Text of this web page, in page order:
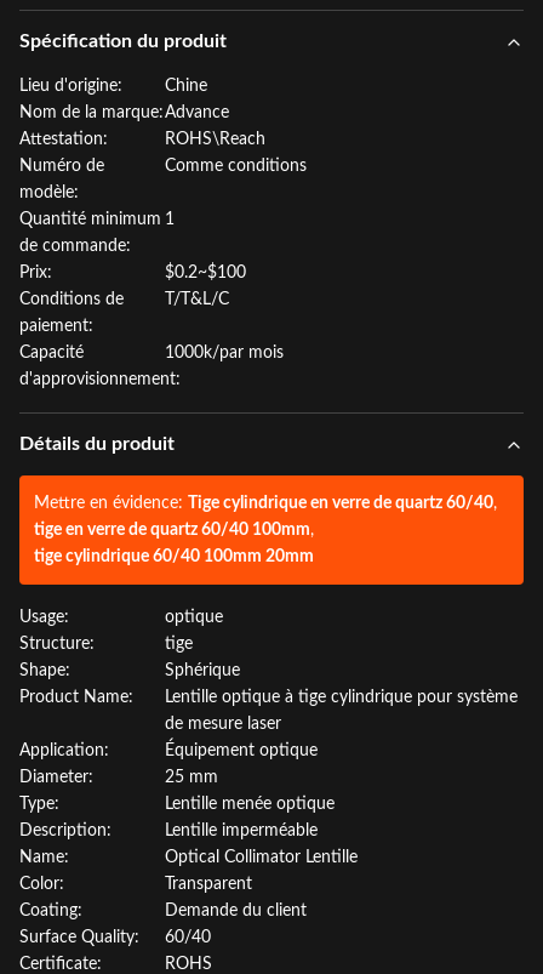
Spécification du produit
Lieu d'origine:
Chine
Nom de la marque:Advance
Attestation:
ROHS\Reach
Numéro de
modèle:
Comme conditions
Quantité minimum
de commande:
1
Prix:
$0.2~$100
Conditions de
paiement:
T/T&L/C
Capacité
d'approvisionnement:
1000k/par mois
Détails du produit
Mettre en évidence: Tige cylindrique en verre de quartz 60/40,
tige en verre de quartz 60/40 100mm,
tige cylindrique 60/40 100mm 20mm
Usage:
optique
Structure:
tige
Shape:
Sphérique
Product Name:
Lentille optique à tige cylindrique pour système
de mesure laser
Application:
Équipement optique
Diameter:
25 mm
Type:
Lentille menée optique
Description:
Lentille imperméable
Name:
Optical Collimator Lentille
Color:
Transparent
Coating:
Demande du client
Surface Quality:
60/40
Certificate:
ROHS